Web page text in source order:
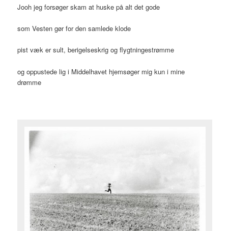
Jooh jeg forsøger skam at huske på alt det gode
som Vesten gør for den samlede klode
pist væk er sult, berigelseskrig og flygtningestrømme
og oppustede lig i Middelhavet hjemsøger mig kun i mine
drømme